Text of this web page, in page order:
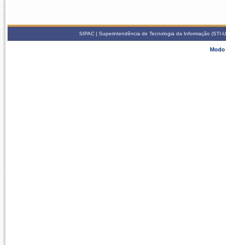
SIPAC | Superintendência de Tecnologia da Informação
Modo